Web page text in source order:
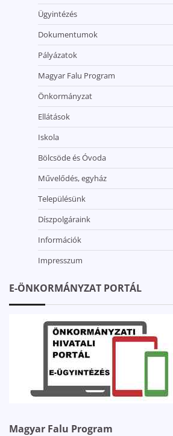
Ügyintézés
Dokumentumok
Pályázatok
Magyar Falu Program
Önkormányzat
Ellátások
Iskola
Bölcsöde és Óvoda
Művelődés, egyház
Településünk
Díszpolgáraink
Információk
Impresszum
E-ÖNKORMÁNYZAT PORTÁL
Magyar Falu Program